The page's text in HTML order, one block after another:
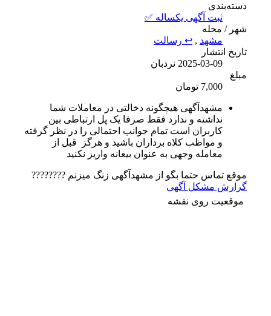
دسته‌بندی
ثبت آگهی یکساله ✅
شهر / محله
مشهد , ↩ رسالت
تاریخ انتشار
2025-03-09 نردبان
مبلغ
7,000 تومان
مشهدآگهی هیچگونه دخالتی در معاملات شما
نداشته و ندارد فقط صرفا یک پل ارتباطی بین
کاربران است تمام جوانب احتمالی را در نظر گرفته
و مواظب کلاه برداران باشید و هرگز قبل از
معامله وجهی به عنوان بیعانه واریز نکنید
موقع تماس حتما بگو از مشهدآگهی زنگ میزنم ????????
گزارش مشکل آگهی
موقعیت روی نقشه